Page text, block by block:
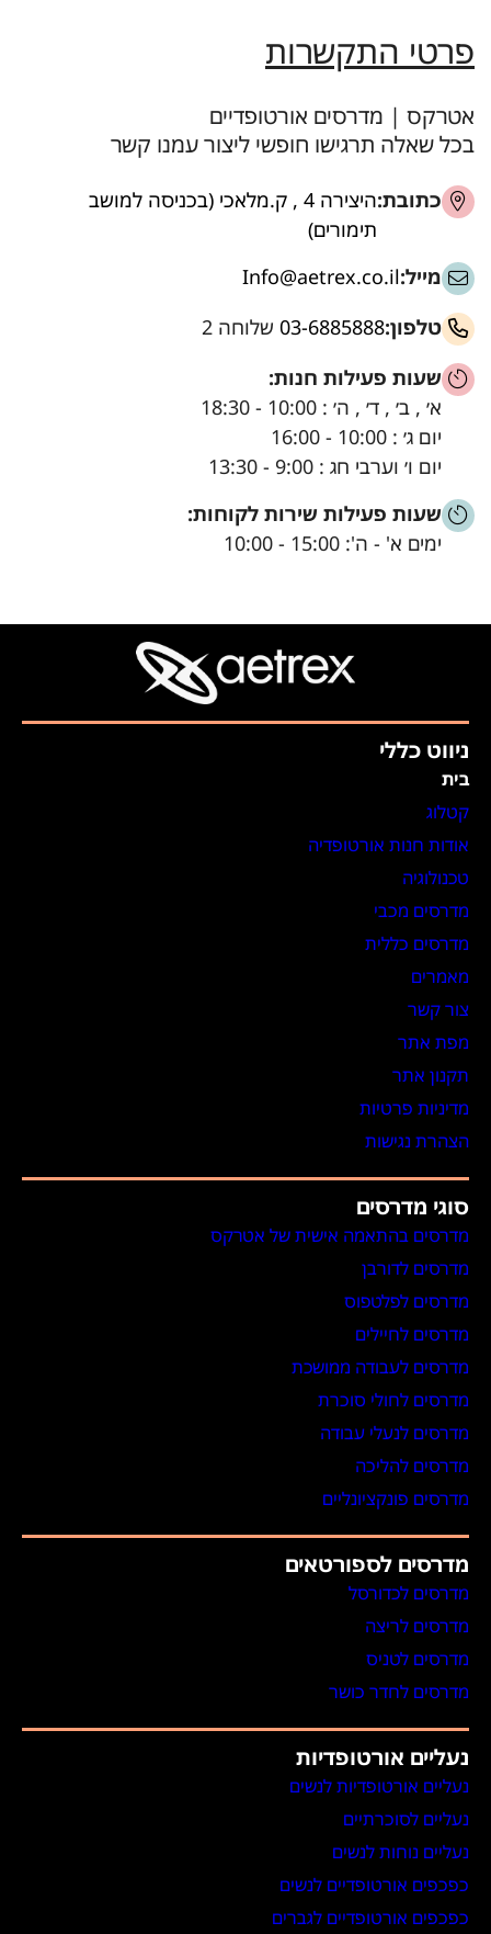
פרטי התקשרות
אטרקס | מדרסים אורטופדיים
בכל שאלה תרגישו חופשי ליצור עמנו קשר
כתובת:
היצירה 4 , ק.מלאכי (בכניסה למושב
תימורים)
מייל:Info@aetrex.co.il
טלפון:03-6885888 שלוחה 2
שעות פעילות חנות:
א׳ , ב׳ , ד׳ , ה׳ : 10:00 - 18:30
יום ג׳ : 10:00 - 16:00
יום ו׳ וערבי חג : 9:00 - 13:30
שעות פעילות שירות לקוחות:
ימים א' - ה': 15:00 - 10:00
ניווט כללי
בית
קטלוג
אודות חנות אורטופדיה
טכנולוגיה
מדרסים מכבי
מדרסים כללית
מאמרים
צור קשר
מפת אתר
תקנון אתר
מדיניות פרטיות
הצהרת נגישות
סוגי מדרסים
מדרסים בהתאמה אישית של אטרקס
מדרסים לדורבן
מדרסים לפלטפוס
מדרסים לחיילים
מדרסים לעבודה ממושכת
מדרסים לחולי סוכרת
מדרסים לנעלי עבודה
מדרסים להליכה
מדרסים פונקציונליים
מדרסים לספורטאים
מדרסים לכדורסל
מדרסים לריצה
מדרסים לטניס
מדרסים לחדר כושר
נעליים אורטופדיות
נעליים אורטופדיות לנשים
נעליים לסוכרתיים
נעליים נוחות לנשים
כפכפים אורטופדיים לנשים
כפכפים אורטופדיים לגברים